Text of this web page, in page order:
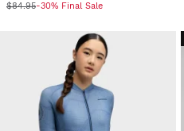
$84.95-30% Final Sale